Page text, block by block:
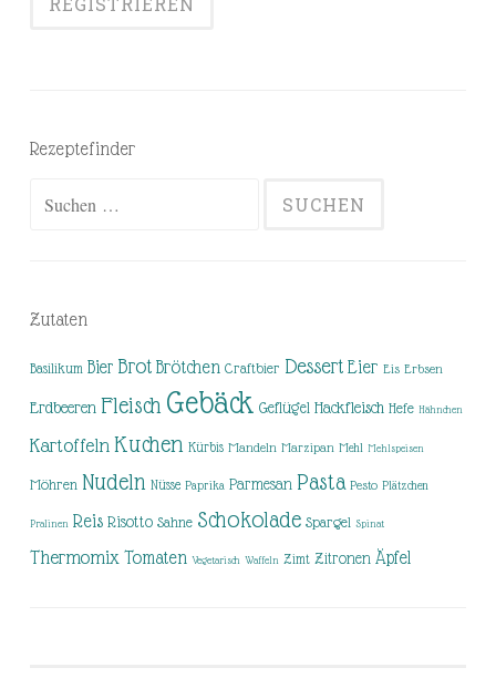
Rezeptefinder
Zutaten
Basilikum Bier Brot Brötchen Craftbier Dessert Eier Eis Erbsen
Erdbeeren Fleisch Gebäck Geflügel Hackfleisch Hefe Hähnchen
Kartoffeln Kuchen Kürbis Mandeln Marzipan Mehl Mehlspeisen
Möhren Nudeln Nüsse Paprika Parmesan Pasta Pesto Plätzchen
Pralinen Reis Risotto Sahne Schokolade Spargel Spinat
Thermomix Tomaten Vegetarisch Waffeln Zimt Zitronen Äpfel